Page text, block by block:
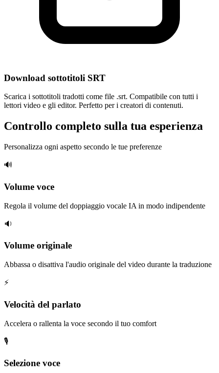
Download sottotitoli SRT
Scarica i sottotitoli tradotti come file .srt. Compatibile con tutti i
lettori video e gli editor. Perfetto per i creatori di contenuti.
Controllo completo sulla tua esperienza
Personalizza ogni aspetto secondo le tue preferenze
🔊
Volume voce
Regola il volume del doppiaggio vocale IA in modo indipendente
🔉
Volume originale
Abbassa o disattiva l'audio originale del video durante la traduzione
⚡
Velocità del parlato
Accelera o rallenta la voce secondo il tuo comfort
🎙️
Selezione voce